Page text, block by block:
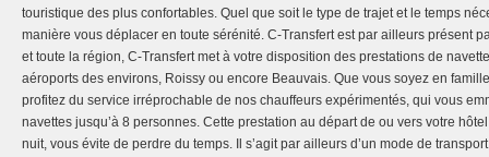
touristique des plus confortables. Quel que soit le type de trajet et le temps
manière vous déplacer en toute sérénité. C-Transfert est par ailleurs présent
et toute la région, C-Transfert met à votre disposition des prestations de
aéroports des environs, Roissy ou encore Beauvais. Que vous soyez en
profitez du service irréprochable de nos chauffeurs expérimentés, qui vous
navettes jusqu’à 8 personnes. Cette prestation au départ de ou vers votre
nuit, vous évite de perdre du temps. Il s’agit par ailleurs d’un mode de